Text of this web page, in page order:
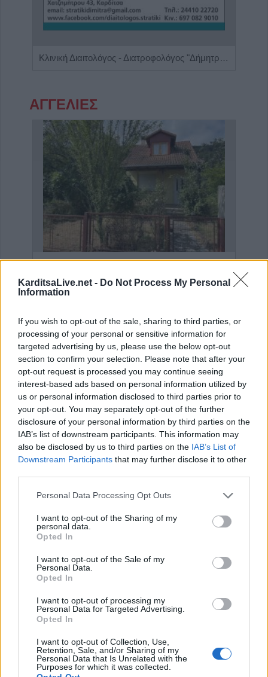
KarditsaLive.net - Do Not Process My Personal
Information
If you wish to opt-out of the sale, sharing to third parties, or
processing of your personal or sensitive information for
targeted advertising by us, please use the below opt-out
section to confirm your selection. Please note that after your
opt-out request is processed you may continue seeing
interest-based ads based on personal information utilized by
us or personal information disclosed to third parties prior to
your opt-out. You may separately opt-out of the further
disclosure of your personal information by third parties on the
IAB’s list of downstream participants. This information may
also be disclosed by us to third parties on the IAB’s List of
Downstream Participants that may further disclose it to other
Personal Data Processing Opt Outs
I want to opt-out of the Sharing of my
personal data.
Opted In
I want to opt-out of the Sale of my
Personal Data.
Opted In
I want to opt-out of processing my
Personal Data for Targeted Advertising.
Opted In
I want to opt-out of Collection, Use,
Retention, Sale, and/or Sharing of my
Personal Data that Is Unrelated with the
Purposes for which it was collected.
Κλινική Διαιτολόγος - Διατροφολόγος "Δήμητρα Λ. Στρατίκη"
ΑΓΓΕΛΙΕΣ
Η εταιρεία ΘΑΛΑΣΣΙΟΣ ΚΟΣΜΟΣ Α.Ε.Β.Ε. επιθυμεί να προσλάβει Αποθηκάριο Πωλείται μονοκατοικία τριών επιπέδων στο καταπράσινο Πευκόφυτο Καρδίτσας
ΤΕΛΕΥΤΑΙΑ ΝΕΑ
Την Κυριακή 9 Αυγούστου το ετήσιο
μνημόσυνο της Αγορής Κλήμου
“Calimera” με “spitiko” και συνταγές όπως
5 Αυγούστου 2026, 23:58
Στη Σόφια θα ψάξει την πρόκριση ο
5 Αυγούστου 2026, 23:33
Λάρισα – Στο νοσοκομείο ο οδηγός του
δικύκλου
Κεραυνός χτύπησε γήπεδο στην Ταϊλάνδη –
Νεκρός 24χρονος ποδοσφαιριστής